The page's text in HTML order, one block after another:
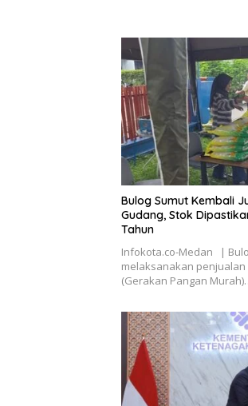
Bulog Sumut Kembali
Gudang, Stok
Tahun
Infokota.co-Medan |
melaksanakan penjualan
(Gerakan Pangan